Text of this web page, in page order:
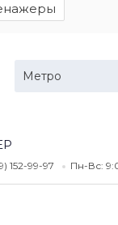
Метро
152-99-97 Пн-Вс: